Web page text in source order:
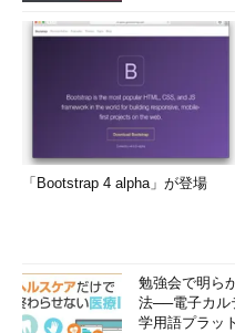
「Bootstrap 4 alpha」が登場
勉強会で明ら
法──電子カル
学用語プラッ